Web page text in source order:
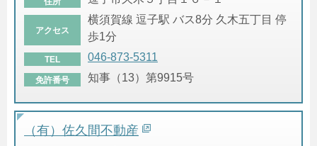
アクセス
横須賀線 逗子駅 バス8分 久木五丁目 停
歩1分
TEL 046-873-5311
免許番号 知事（13）第9915号
（有）佐久間不動産